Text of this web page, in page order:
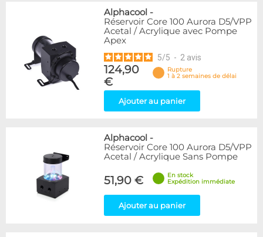
Alphacool -
Réservoir Core 100 Aurora D5/VPP
Acetal / Acrylique avec Pompe
Apex
5/5 - 2 avis
124,90
€
Rupture
1 à 2 semaines de délai
Ajouter au panier
Alphacool -
Réservoir Core 100 Aurora D5/VPP
Acetal / Acrylique Sans Pompe
51,90 €
En stock
Expédition immédiate
Ajouter au panier